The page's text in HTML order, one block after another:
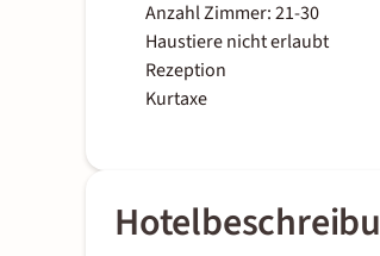
Anzahl Zimmer: 21-30
Haustiere nicht erlaubt
Rezeption
Kurtaxe